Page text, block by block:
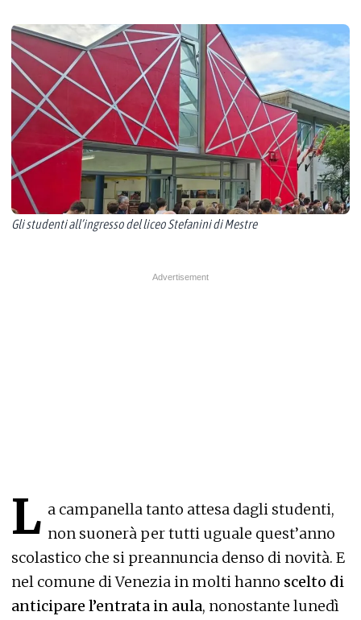
Gli studenti all’ingresso del liceo Stefanini di Mestre
L a campanella tanto attesa dagli studenti,
non suonerà per tutti uguale quest’anno
scolastico che si preannuncia denso di novità. E
nel comune di Venezia in molti hanno scelto di
anticipare l’entrata in aula, nonostante lunedì